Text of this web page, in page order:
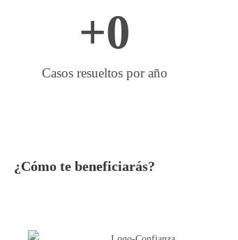
Casos resueltos por año
+0
¿Cómo te beneficiarás?